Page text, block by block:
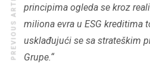
principima ogleda se kroz
miliona evra u ESG kreditima
usklađujući se sa strateškim
Grupe.“
PREVIOUS ARTICLE